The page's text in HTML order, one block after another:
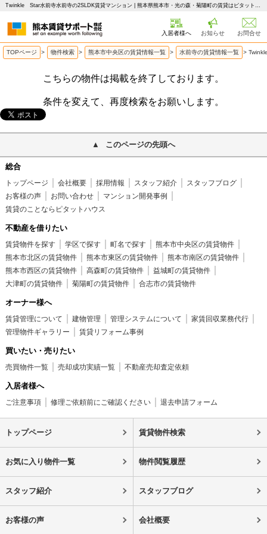
Twinkle Star水前寺水前寺の2SLDK賃貸マンション | 熊本県熊本市・光の森・菊陽町の賃貸はピタットハウス 熊本賃貸サポート
入居者様へ お知らせ お問合せ
TOPページ > 物件検索 > 熊本市中央区の賃貸情報一覧 > 水前寺の賃貸情報一覧 >
こちらの物件は掲載を終了しております。
条件を変えて、再度検索をお願いします。
このページの先頭へ
総合
トップページ 会社概要 採用情報 スタッフ紹介
スタッフブログ
お客様の声
お問い合わせ
マンション開発事例
賃貸のことならピタットハウス
不動産を借りたい
賃貸物件を探す 学区で探す 町名で探す
熊本市中央区の賃貸物件
熊本市北区の賃貸物件
熊本市東区の賃貸物件
熊本市南区の賃貸物件
熊本市西区の賃貸物件
高森町の賃貸物件
益城町の賃貸物件
大津町の賃貸物件
菊陽町の賃貸物件 合志市の賃貸物件
オーナー様へ
賃貸管理について 建物管理 管理システムについて
家賃回収業務代行
管理物件ギャラリー
賃貸リフォーム事例
買いたい・売りたい
売買物件一覧 売却成功実績一覧 不動産売却査定依頼
入居者様へ
ご注意事項 修理ご依頼前にご確認ください 退去申請フォーム
トップページ 賃貸物件検索
お気に入り物件一覧 物件閲覧履歴
スタッフ紹介 スタッフブログ
お客様の声 会社概要